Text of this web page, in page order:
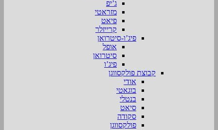
ג’יפ
מזראטי
פיאט
קרייזלר
פיג’ו-סיטרואן
אופל
סיטרואן
פיג’ו
קבוצת פולקסווגן
אודי
בוגאטי
בנטלי
סיאט
סקודה
פולקסווגן